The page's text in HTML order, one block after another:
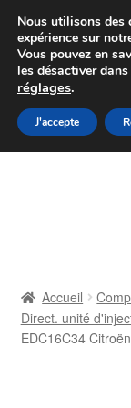
Du
Aller
à
Aller
au
Contact
Accueil
Direct. unité
EDC16C34
Nous utilisons des
expérience sur
Vous pouvez en
les désactiver dans
réglages.
J'accepte